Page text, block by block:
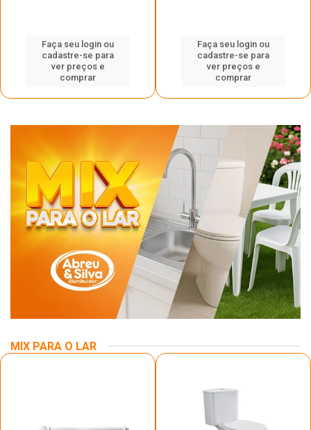
Faça seu login ou
cadastre-se para
ver preços e
comprar
Faça seu login ou
cadastre-se para
ver preços e
comprar
MIX PARA O LAR